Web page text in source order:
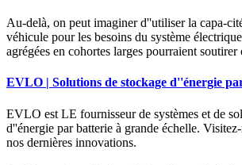
Au-delà, on peut imaginer d''utiliser la capa-
véhicule pour les besoins du système
agrégées en cohortes larges pourraient
EVLO | Solutions de stockage d''énergie
EVLO est LE fournisseur de systèmes et de
d''énergie par batterie à grande échelle.
nos dernières innovations.